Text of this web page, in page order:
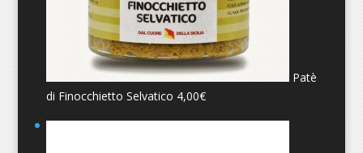
Patè
di Finocchietto Selvatico 4,00€